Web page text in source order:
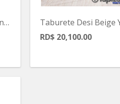
Taburete Sin Espalda En Madera
RD$ 20,100.00